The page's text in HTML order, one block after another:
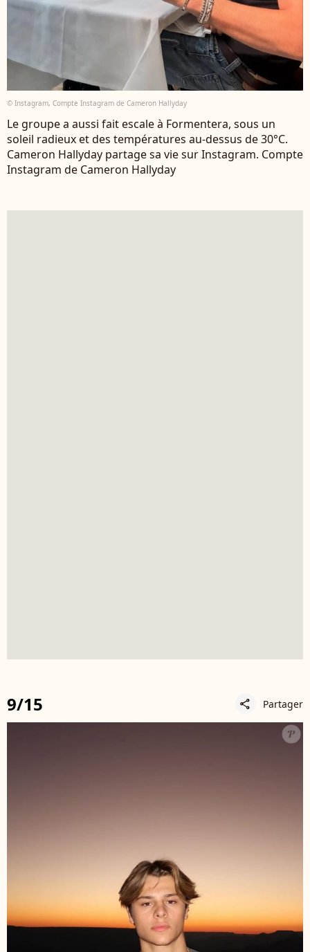
© Instagram, Compte Instagram de Cameron Hallyday
Le groupe a aussi fait escale à Formentera, sous un
soleil radieux et des températures au-dessus de 30°C.
Cameron Hallyday partage sa vie sur Instagram. Compte
Instagram de Cameron Hallyday
9/15 share Partager